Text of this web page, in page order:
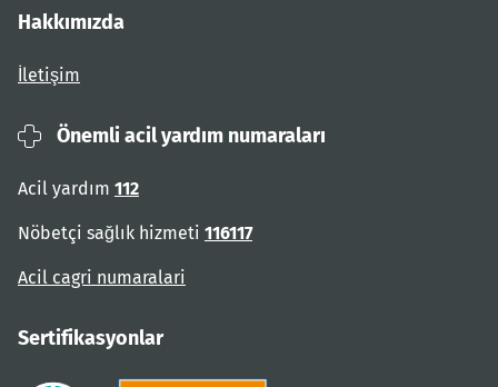
Hakkımızda
İletişim
Önemli acil yardım numaraları
Acil yardım 112
Nöbetçi sağlık hizmeti 116117
Acil cagri numaralari
Sertifikasyonlar